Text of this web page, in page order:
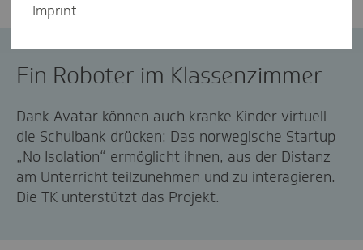
Ein Roboter im Klassenzimmer
Dank Avatar können auch kranke Kinder virtuell
die Schulbank drücken: Das norwegische Startup
„No Isolation“ ermöglicht ihnen, aus der Distanz
am Unterricht teilzunehmen und zu interagieren.
Die TK unterstützt das Projekt.
Imprint